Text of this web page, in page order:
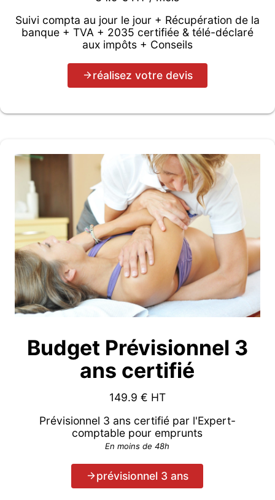
Suivi compta au jour le jour + Récupération de la
banque + TVA + 2035 certifiée & télé-déclaré
aux impôts + Conseils
réalisez votre devis
Budget Prévisionnel 3
ans certifié
149.9 € HT
Prévisionnel 3 ans certifié par l'Expert-
comptable pour emprunts
En moins de 48h
prévisionnel 3 ans